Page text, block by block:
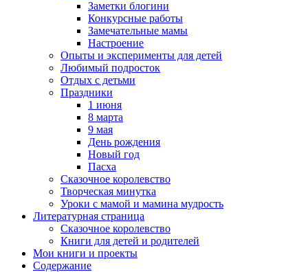
Заметки блогини
Конкурсные работы
Замечательные мамы
Настроение
Опыты и эксперименты для детей
Любимый подросток
Отдых с детьми
Праздники
1 июня
8 марта
9 мая
День рождения
Новый год
Пасха
Сказочное королевство
Творческая минутка
Уроки с мамой и мамина мудрость
Литературная страница
Сказочное королевство
Книги для детей и родителей
Мои книги и проекты
Содержание